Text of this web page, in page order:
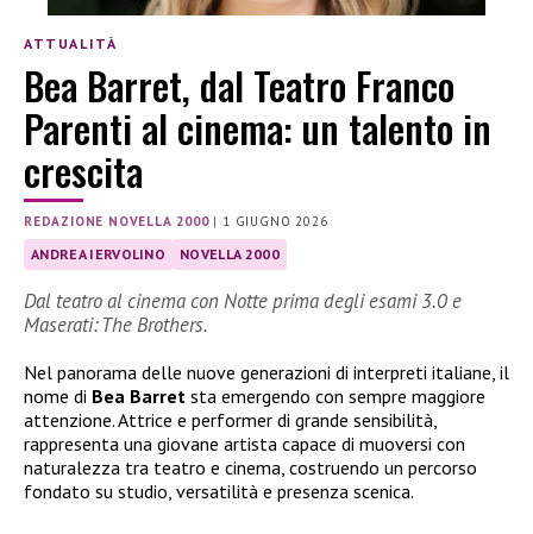
ATTUALITÀ
Bea Barret, dal Teatro Franco
Parenti al cinema: un talento in
crescita
REDAZIONE NOVELLA 2000| 1 GIUGNO 2026
ANDREA IERVOLINO NOVELLA 2000
Dal teatro al cinema con Notte prima degli esami 3.0 e
Maserati: The Brothers.
Nel panorama delle nuove generazioni di interpreti italiane, il
nome di Bea Barret sta emergendo con sempre maggiore
attenzione. Attrice e performer di grande sensibilità,
rappresenta una giovane artista capace di muoversi con
naturalezza tra teatro e cinema, costruendo un percorso
fondato su studio, versatilità e presenza scenica.